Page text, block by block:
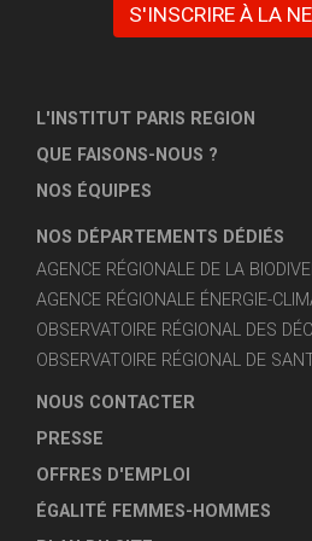
S'INSCRIRE À LA
L'INSTITUT PARIS REGION
QUE FAISONS-NOUS ?
NOS ÉQUIPES
NOS DÉPARTEMENTS DÉDIÉS
AGENCE RÉGIONALE DE LA
AGENCE RÉGIONALE ÉNERGIE-
OBSERVATOIRE RÉGIONAL DES
OBSERVATOIRE RÉGIONAL DE
NOUS CONTACTER
PRESSE
OFFRES D'EMPLOI
ÉGALITÉ FEMMES-HOMMES